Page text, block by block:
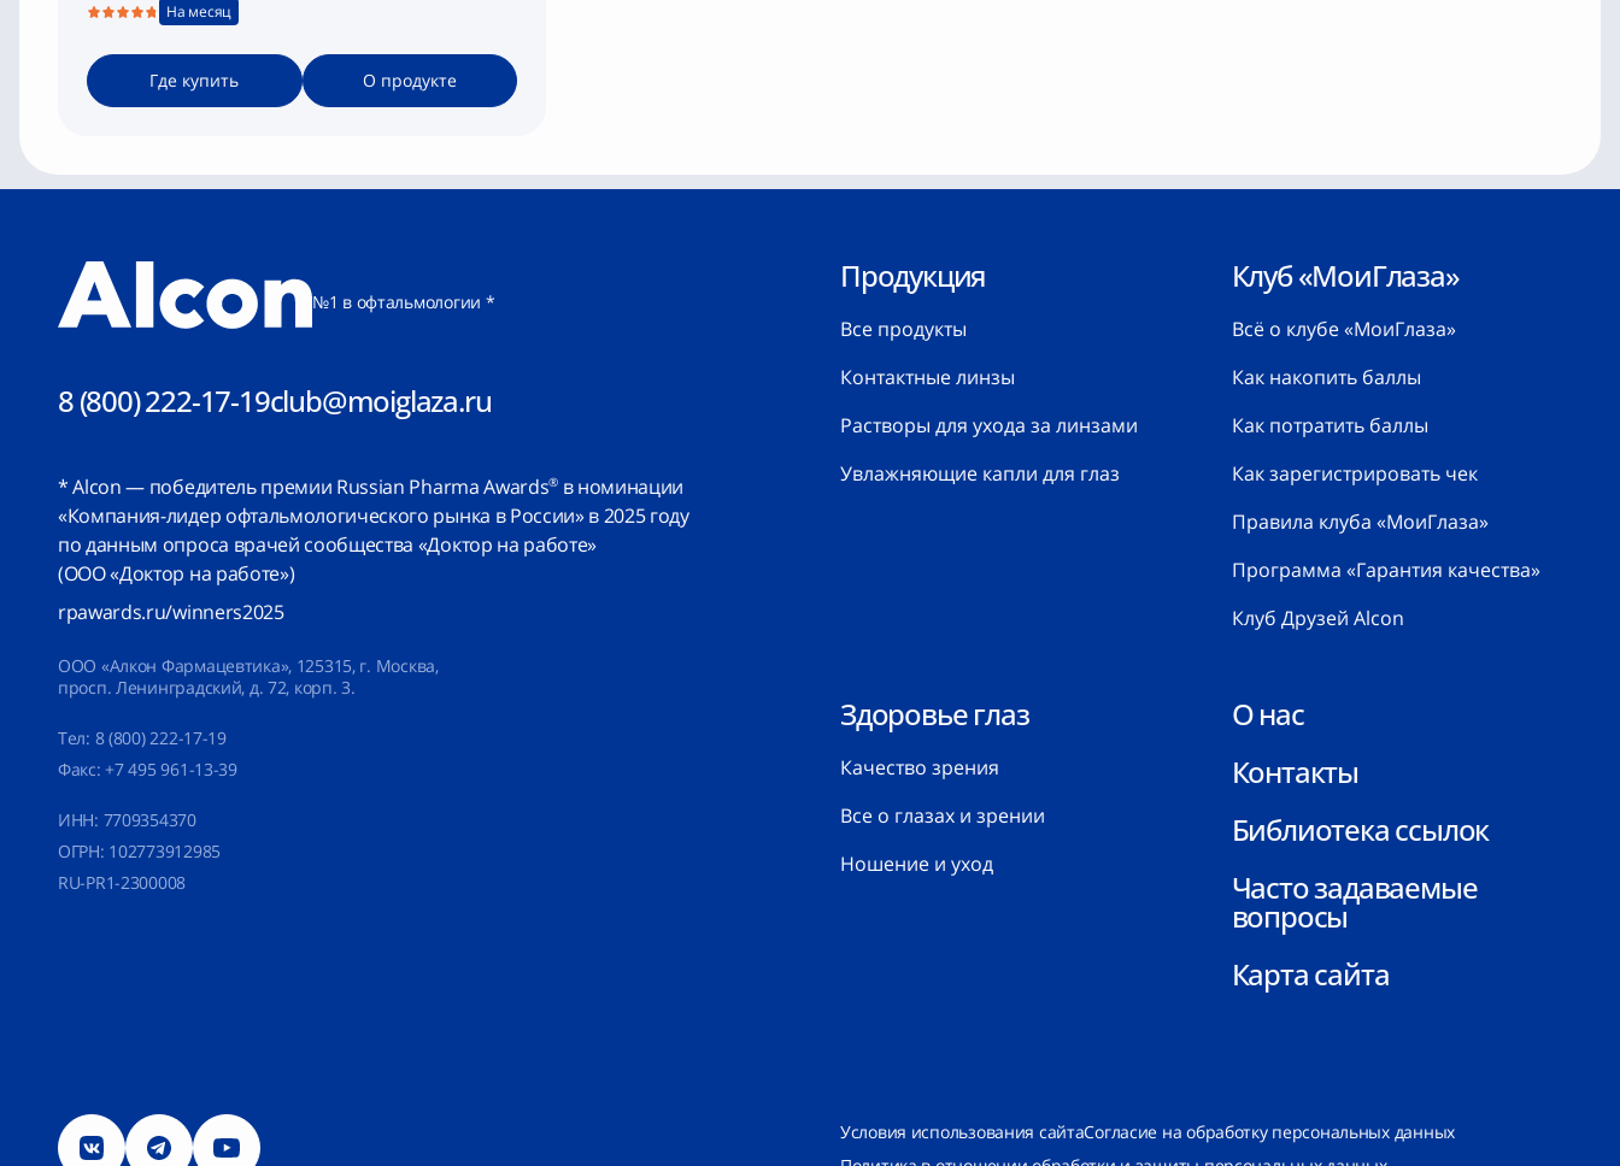
На месяц
Где купить О продукте
№1 в офтальмологии *
8 (800) 222-17-19club@moiglaza.ru
* Alcon — победитель премии Russian Pharma Awards® в номинации
«Компания-лидер офтальмологического рынка в России» в 2025 году
по данным опроса врачей сообщества «Доктор на работе»
(ООО «Доктор на работе»)
rpawards.ru/winners2025
ООО «Алкон Фармацевтика», 125315, г. Москва,
просп. Ленинградский, д. 72, корп. 3.
Тел: 8 (800) 222-17-19
Факс: +7 495 961-13-39
ИНН: 7709354370
ОГРН: 102773912985
RU-PR1-2300008
Продукция
Все продукты
Контактные линзы
Растворы для ухода за линзами
Увлажняющие капли для глаз
Здоровье глаз
Качество зрения
Все о глазах и зрении
Ношение и уход
Клуб «МоиГлаза»
Всё о клубе «МоиГлаза»
Как накопить баллы
Как потратить баллы
Как зарегистрировать чек
Правила клуба «МоиГлаза»
Программа «Гарантия качества»
Клуб Друзей Alcon
О нас
Контакты
Библиотека ссылок
Часто задаваемые
вопросы
Карта сайта
Условия использования сайтаСогласие на обработку персональных данных